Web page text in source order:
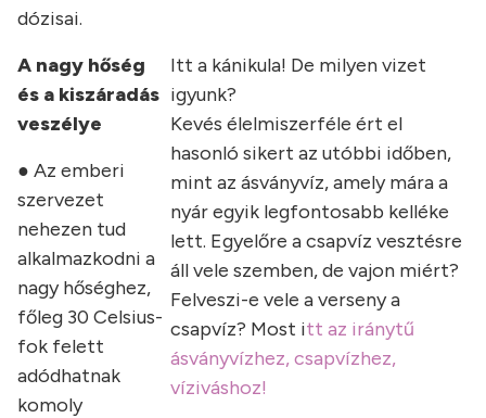
dózisai.
Itt a kánikula! De milyen vizet
igyunk?
Kevés élelmiszerféle ért el
hasonló sikert az utóbbi időben,
mint az ásványvíz, amely mára a
nyár egyik legfontosabb kelléke
lett. Egyelőre a csapvíz vesztésre
áll vele szemben, de vajon miért?
Felveszi-e vele a verseny a
csapvíz? Most itt az iránytű
ásványvízhez, csapvízhez,
víziváshoz!
A nagy hőség
és a kiszáradás
veszélye
● Az emberi
szervezet
nehezen tud
alkalmazkodni a
nagy hőséghez,
főleg 30 Celsius-
fok felett
adódhatnak
komoly